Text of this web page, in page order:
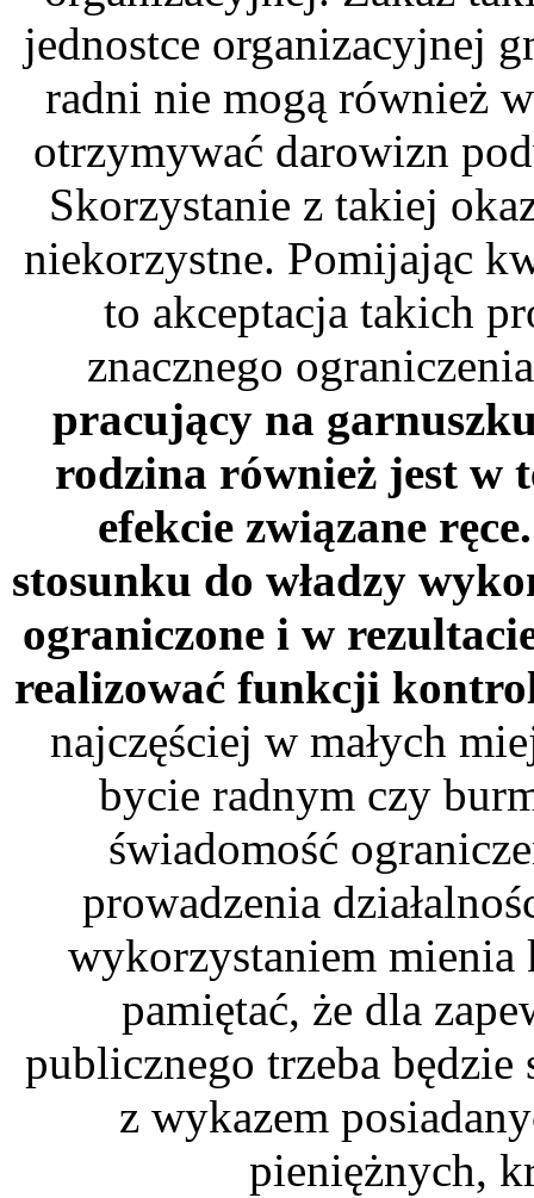
jednostce organizacyjnej
radni nie mogą również
otrzymywać darowizn
Skorzystanie z takiej
niekorzystne. Pomijając
to akceptacja takich
znacznego
pracujący na
rodzina również jest w
efekcie związane
stosunku do władzy
ograniczone i w
realizować funkcji
najczęściej w małych
bycie radnym czy
świadomość
prowadzenia
wykorzystaniem mienia
pamiętać, że dla
publicznego trzeba będzie
z wykazem
pieniężnych,